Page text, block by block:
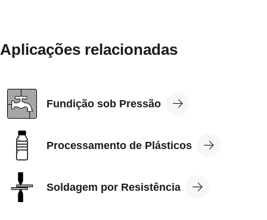
Aplicações relacionadas
View
ApplicationFundição sob Pressão
View
ApplicationProcessamento de Plásticos
View
ApplicationSoldagem por Resistência